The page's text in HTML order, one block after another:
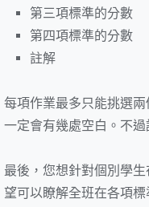
第三項標準的分數
第四項標準的分數
註解
每項作業最多只能挑選
一定會有幾處空白。不
最後，您想針對個別學
望可以瞭解全班在各項